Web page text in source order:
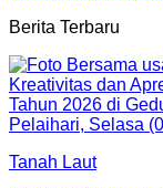
Berita Terbaru
Tanah Laut